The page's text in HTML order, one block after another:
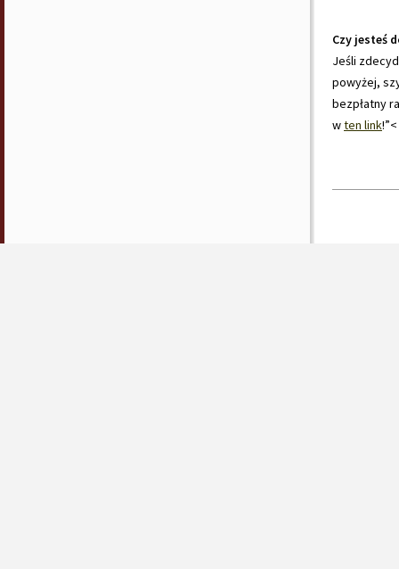
Czy jesteś
Jeśli
powyżej,
bezpłatny
wten link!”<